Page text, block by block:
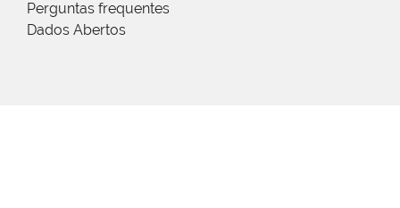
Perguntas frequentes
Dados Abertos